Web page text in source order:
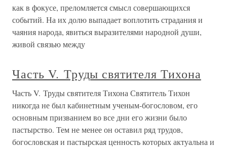
как в фокусе, преломляется смысл совершающихся
событий. На их долю выпадает воплотить страдания и
чаяния народа, явиться выразителями народной души,
живой связью между
Часть V. Труды святителя Тихона
Часть V. Труды святителя Тихона Святитель Тихон
никогда не был кабинетным ученым-богословом, его
основным призванием во все дни его жизни было
пастырство. Тем не менее он оставил ряд трудов,
богословская и пастырская ценность которых актуальна и